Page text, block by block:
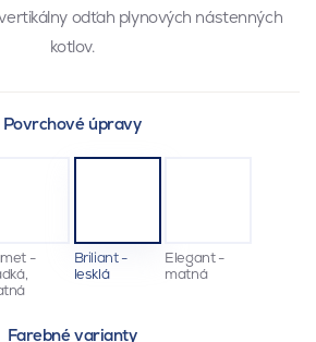
odťah plynových nástenných
kotlov.
Povrchové úpravy
-
Briliant -
lesklá
Elegant -
matná
Farebné varianty